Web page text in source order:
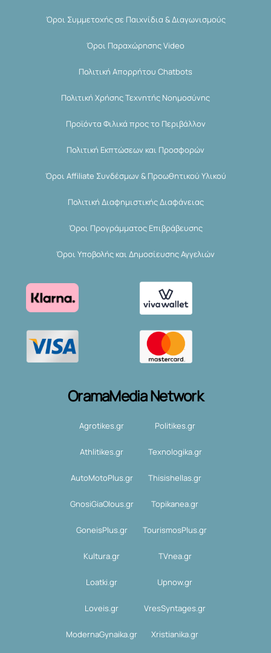
Όροι Συμμετοχής σε Παιχνίδια & Διαγωνισμούς
Όροι Παραχώρησης Video
Πολιτική Απορρήτου Chatbots
Πολιτική Χρήσης Τεχνητής Νοημοσύνης
Προϊόντα Φιλικά προς το Περιβάλλον
Πολιτική Εκπτώσεων και Προσφορών
Όροι Affiliate Συνδέσμων & Προωθητικού Υλικού
Πολιτική Διαφημιστικής Διαφάνειας
Όροι Προγράμματος Επιβράβευσης
Όροι Υποβολής και Δημοσίευσης Αγγελιών
OramaMedia Network
Agrotikes.gr Politikes.gr
Athlitikes.gr Texnologika.gr
AutoMotoPlus.gr Thisishellas.gr
GnosiGiaOlous.gr Topikanea.gr
GoneisPlus.gr TourismosPlus.gr
Kultura.gr TVnea.gr
Loatki.gr Upnow.gr
Loveis.gr VresSyntages.gr
ModernaGynaika.gr Xristianika.gr